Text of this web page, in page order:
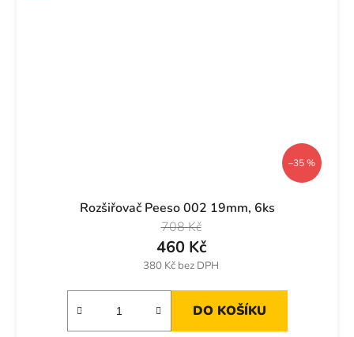
–35 %
Rozšiřovač Peeso 002 19mm, 6ks
380 Kč bez DPH
460 Kč
708 Kč
DO KOŠÍKU